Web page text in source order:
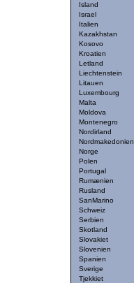
Island
Israel
Italien
Kazakhstan
Kosovo
Kroatien
Letland
Liechtenstein
Litauen
Luxembourg
Malta
Moldova
Montenegro
Nordirland
Nordmakedonien
Norge
Polen
Portugal
Rumænien
Rusland
SanMarino
Schweiz
Serbien
Skotland
Slovakiet
Slovenien
Spanien
Sverige
Tjekkiet